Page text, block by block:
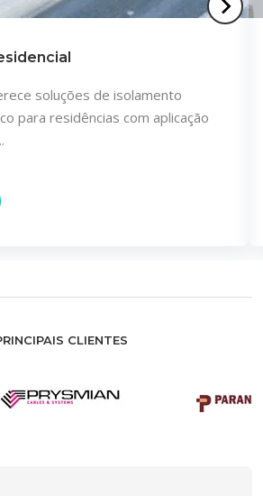
soluções de isolamento
para residências com aplicação
CLIENTES